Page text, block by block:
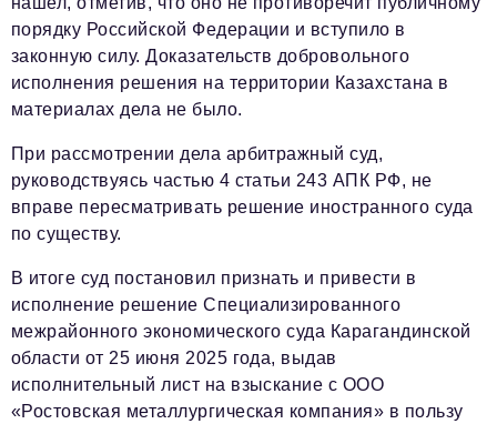
порядку Российской Федерации и вступило в
законную силу. Доказательств добровольного
исполнения решения на территории Казахстана в
материалах дела не было.
При рассмотрении дела арбитражный суд,
руководствуясь частью 4 статьи 243 АПК РФ, не
вправе пересматривать решение иностранного суда
по существу.
В итоге суд постановил признать и привести в
исполнение решение Специализированного
межрайонного экономического суда Карагандинской
области от 25 июня 2025 года, выдав
исполнительный лист на взыскание с ООО
«Ростовская металлургическая компания» в пользу